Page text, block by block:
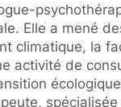
Elle a mené
climatique, la
activité de